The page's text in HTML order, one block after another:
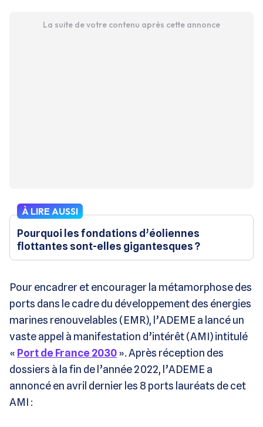
La suite de votre contenu après cette annonce
À LIRE AUSSI
Pourquoi les fondations d’éoliennes
flottantes sont-elles gigantesques ?
Pour encadrer et encourager la métamorphose des
ports dans le cadre du développement des énergies
marines renouvelables (EMR), l’ADEME a lancé un
vaste appel à manifestation d’intérêt (AMI) intitulé
« Port de France 2030». Après réception des
dossiers à la fin de l’année 2022, l’ADEME a
annoncé en avril dernier les 8 ports lauréats de cet
AMI :